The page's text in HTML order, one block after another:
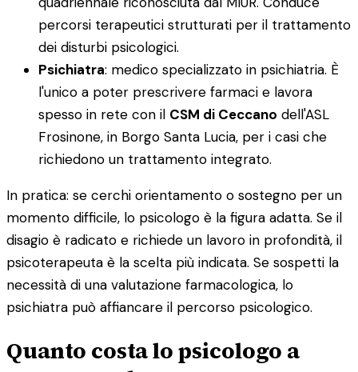
percorsi terapeutici strutturati per il trattamento
dei disturbi psicologici.
Psichiatra: medico specializzato in psichiatria. È
l'unico a poter prescrivere farmaci e lavora
spesso in rete con il CSM di Ceccano dell'ASL
Frosinone, in Borgo Santa Lucia, per i casi che
richiedono un trattamento integrato.
In pratica: se cerchi orientamento o sostegno per un
momento difficile, lo psicologo è la figura adatta. Se il
disagio è radicato e richiede un lavoro in profondità, il
psicoterapeuta è la scelta più indicata. Se sospetti la
necessità di una valutazione farmacologica, lo
psichiatra può affiancare il percorso psicologico.
Quanto costa lo psicologo a